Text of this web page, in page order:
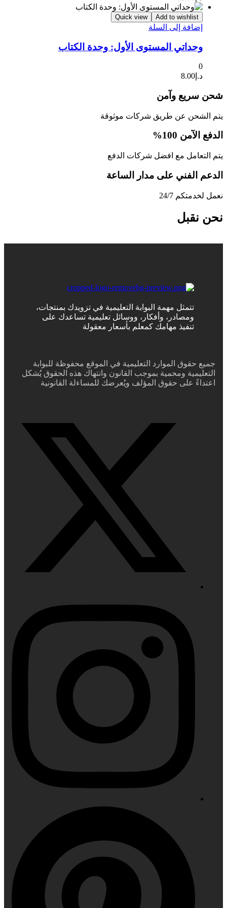
Add to wishlist
Quick view
إضافة إلى السلة
وحداتي المستوى الأول: وحدة الكتاب
0
د.إ 8.00
شحن سريع وآمن
يتم الشحن عن طريق شركات موثوقة
الدفع الآمن 100%
يتم التعامل مع افضل شركات الدفع
الدعم الفني على مدار الساعة
نعمل لخدمتكم 24/7
نحن نقبل
تتمثل مهمة البوابة التعليمية في تزويدك بمنتجات،
ومصادر، وأفكار، ووسائل تعليمية تساعدك على
تنفيذ مهامك كمعلم بأسعار معقولة
جميع حقوق الموارد التعليمية في الموقع محفوظة للبوابة
التعليمية ومحمية بموجب القانون وانتهاك هذه الحقوق يُشكل
اعتداءً على حقوق المؤلف ويُعرضك للمساءلة القانونية